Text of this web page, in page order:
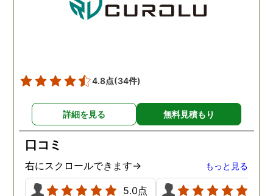
的な方法だと信じていま
4.8点(34件)
詳細を見る 無料見積もり
口コミ
右にスクロールできます→ もっと見る
5.0点